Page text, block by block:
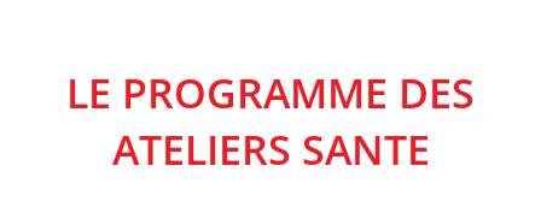
LE PROGRAMME DES
ATELIERS SANTE